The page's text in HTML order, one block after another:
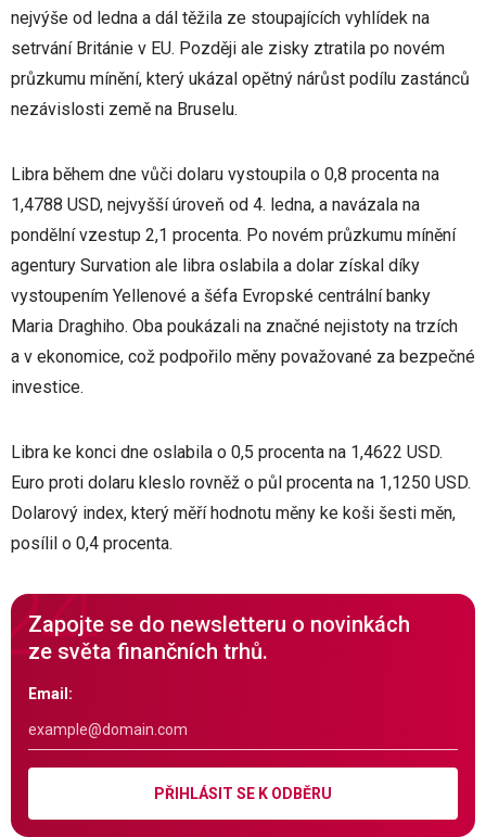
nejvýše od ledna a dál těžila ze stoupajících vyhlídek na
setrvání Británie v EU. Později ale zisky ztratila po novém
průzkumu mínění, který ukázal opětný nárůst podílu zastánců
nezávislosti země na Bruselu.
Libra během dne vůči dolaru vystoupila o 0,8 procenta na
1,4788 USD, nejvyšší úroveň od 4. ledna, a navázala na
pondělní vzestup 2,1 procenta. Po novém průzkumu mínění
agentury Survation ale libra oslabila a dolar získal díky
vystoupením Yellenové a šéfa Evropské centrální banky
Maria Draghiho. Oba poukázali na značné nejistoty na trzích
a v ekonomice, což podpořilo měny považované za bezpečné
investice.
Libra ke konci dne oslabila o 0,5 procenta na 1,4622 USD.
Euro proti dolaru kleslo rovněž o půl procenta na 1,1250 USD.
Dolarový index, který měří hodnotu měny ke koši šesti měn,
posílil o 0,4 procenta.
Zapojte se do newsletteru o novinkách
ze světa finančních trhů.
Email:
PŘIHLÁSIT SE K ODBĚRU